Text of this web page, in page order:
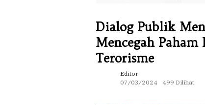
Dialog Publik
Mencegah
Terorisme
Editor
07/03/2024
499 Dilihat